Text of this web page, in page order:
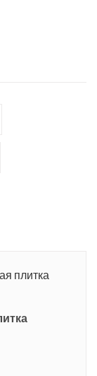
делают
известном
фасад здания
в